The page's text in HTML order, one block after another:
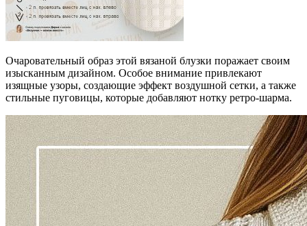
Очаровательный образ этой вязаной блузки поражает своим
изысканным дизайном. Особое внимание привлекают
изящные узоры, создающие эффект воздушной сетки, а также
стильные пуговицы, которые добавляют нотку ретро-шарма.